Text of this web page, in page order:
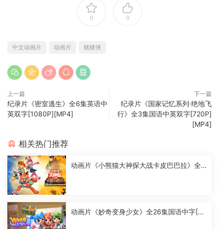
0 0
中文动画片 动画片 猪猪侠
上一篇
纪录片《密室逃生》全6集英语中
英双字[1080P][MP4]
下一篇
纪录片《国家记忆系列·绝地飞
行》全3集国语中英双字[720P]
[MP4]
相关热门推荐
动画片《小熊猫大神探大战卡皮巴巴拉》全2
动画片《妙奇变身少女》全26集国语中字[10